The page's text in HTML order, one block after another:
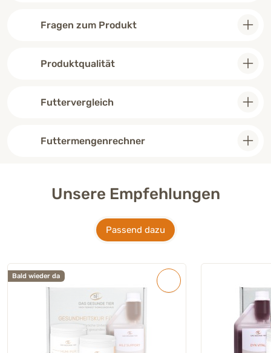
Fragen zum Produkt
Produktqualität
Futtervergleich
Futtermengenrechner
Unsere Empfehlungen
Passend dazu
Bald wieder da